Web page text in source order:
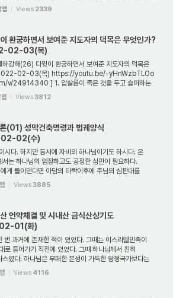
사람들은 어떤 사...
렙 Views 2339
환궁하면서 보여준 지도자의 덕목은 무엇인가?
02-03(목)
하강해(26) 다윗이 환궁하면서 보여준 지도자의 덕목은
02-03(목) https://youtu.be/-yHnWzbTLOo
24914340 ] 1. 압살롬이 죽은 것을 두고 슬퍼하는
Views3812
(01) 성막건축명령과 법궤양식
02(수)
시다. 하지만 동시에 자비의 하나님이기도 하시다. 온
는 하나님의 엄정하고도 공정한 심판이 필요하다.
게 들이댄다면 아담의 타락이후에 주님의 심판대를
Views3885
언약체결 및 시내산 금식산상기도
01(화)
번 과거에 존재한 적이 있었다. 그때는 이스라엘민족이
로 들어가기 직전에 있었다. 그때 하나님께서 친히
렸다. 하나님은 부패한 본성이 가득한 왕정국가보다는
Views 4116